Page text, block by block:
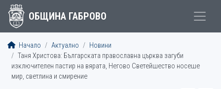
ОБЩИНА ГАБРОВО
Начало Актуално
Новини
Таня Христова: Българската православна църква загуби
изключителен пастир на вярата, Негово Светейшество носеше
мир, светлина и смирение